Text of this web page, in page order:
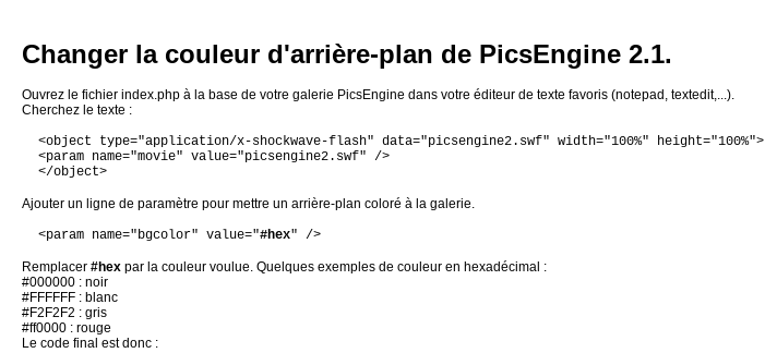
Changer la couleur d'arrière-plan de PicsEngine 2.1.
Ouvrez le fichier index.php à la base de votre galerie PicsEngine dans votre éditeur de texte favoris (notepad, textedit,...).
Cherchez le texte :
<object type="application/x-shockwave-flash" data="picsengine2.swf" width="100%" height="100%">
<param name="movie" value="picsengine2.swf" />
</object>
Ajouter un ligne de paramètre pour mettre un arrière-plan coloré à la galerie.
<param name="bgcolor" value="#hex" />
Remplacer #hex par la couleur voulue. Quelques exemples de couleur en hexadécimal :
#000000 : noir
#FFFFFF : blanc
#F2F2F2 : gris
#ff0000 : rouge
Le code final est donc :